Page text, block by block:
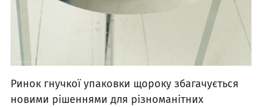
Ринок гнучкої упаковки щороку збагачується
новими рішеннями для різноманітних